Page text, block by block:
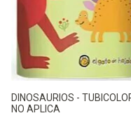
DINOSAURIOS -
NO APLICA